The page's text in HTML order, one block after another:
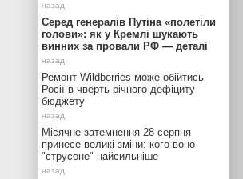
Серед генералів Путіна «полетіли
голови»: як у Кремлі шукають
винних за провали РФ — деталі
Ремонт Wildberries може обійтись
Росії в чверть річного дефіциту
бюджету
Місячне затемнення 28 серпня
принесе великі зміни: кого воно
"струсоне" найсильніше